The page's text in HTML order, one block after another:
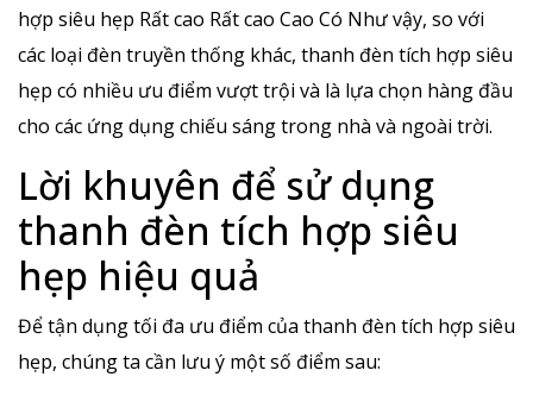
hợp siêu hẹp Rất cao Rất cao Cao Có Như vậy, so với
các loại đèn truyền thống khác, thanh đèn tích hợp siêu
hẹp có nhiều ưu điểm vượt trội và là lựa chọn hàng đầu
cho các ứng dụng chiếu sáng trong nhà và ngoài trời.
Lời khuyên để sử dụng
thanh đèn tích hợp siêu
hẹp hiệu quả
Để tận dụng tối đa ưu điểm của thanh đèn tích hợp siêu
hẹp, chúng ta cần lưu ý một số điểm sau: